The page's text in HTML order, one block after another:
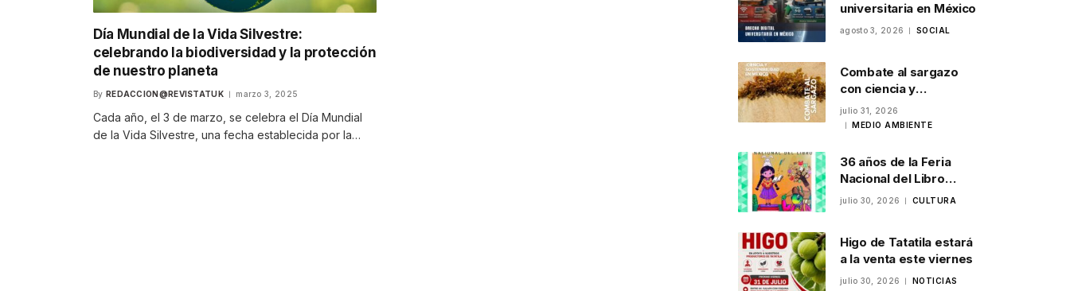
Día Mundial de la Vida Silvestre:
celebrando la biodiversidad y la protección
de nuestro planeta
By REDACCION@REVISTATUK marzo 3, 2025
Cada año, el 3 de marzo, se celebra el Día Mundial
de la Vida Silvestre, una fecha establecida por la…
universitaria en México
agosto 3, 2026 SOCIAL
Combate al sargazo
con ciencia y
sostenibilidad en
México
julio 31, 2026
MEDIO AMBIENTE
36 años de la Feria
Nacional del Libro
Infantil y Juvenil en
julio 30, 2026 CULTURA
Higo de Tatatila estará
a la venta este viernes
julio 30, 2026 NOTICIAS